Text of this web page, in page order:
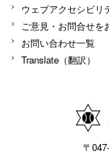
ウェブアクセシビリ
ご意見・お問合せを
お問い合わせ一覧
Translate（翻訳）
〒